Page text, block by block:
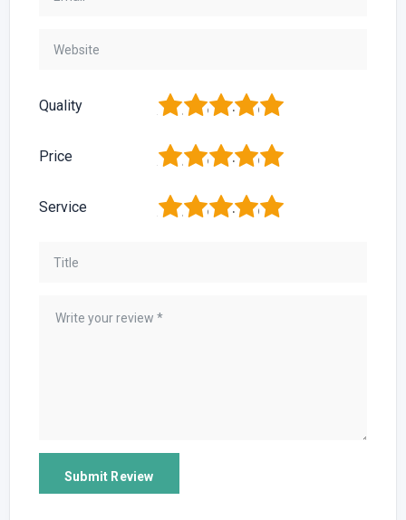
Quality 5
4
3
2
Price 5
4
3
2
Service 5
4
3
2